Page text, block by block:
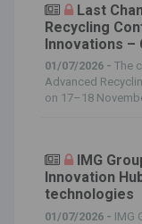
Last
Recycling
Innovations
01/07/2026 - The
Advanced
on 17–18
IMG
Innovation
technologies
01/07/2026 - IMG